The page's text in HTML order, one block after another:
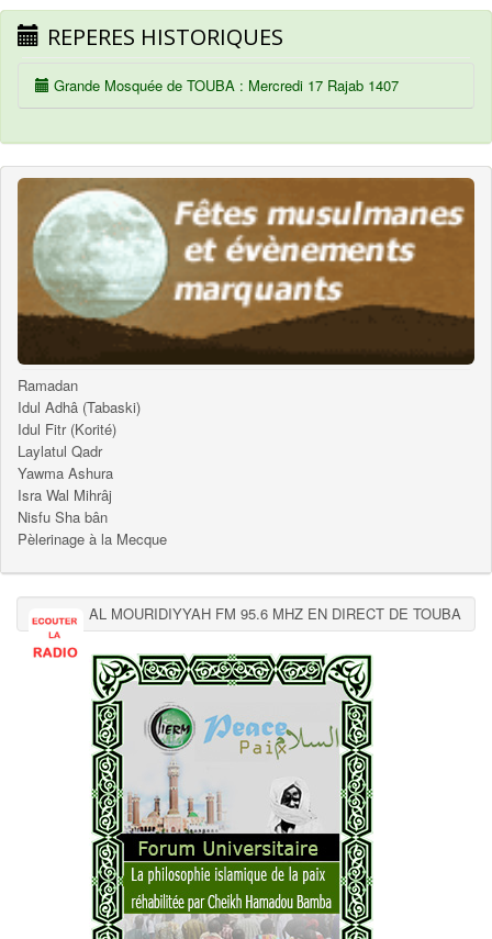
REPERES HISTORIQUES
Grande Mosquée de TOUBA : Mercredi 17 Rajab 1407
Ramadan
Idul Adhâ (Tabaski)
Idul Fitr (Korité)
Laylatul Qadr
Yawma Ashura
Isra Wal Mihrâj
Nisfu Sha bân
Pèlerinage à la Mecque
AL MOURIDIYYAH FM 95.6 MHZ EN DIRECT DE TOUBA